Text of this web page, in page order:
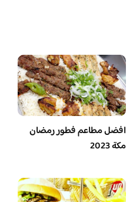
افضل مطاعم فطور رمضان
مكة 2023